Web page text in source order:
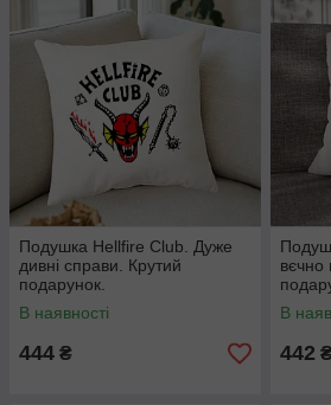
Подушка Hellfire Club. Дуже
дивні справи. Крутий
подарунок.
В наявності
444 ₴
вєчно
В
442